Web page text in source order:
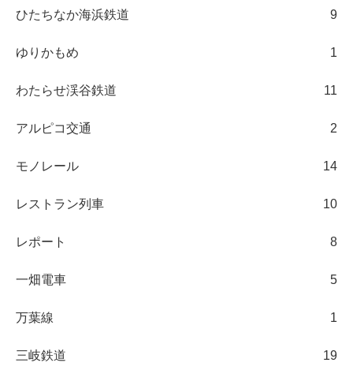
ひたちなか海浜鉄道 9
ゆりかもめ 1
わたらせ渓谷鉄道 11
アルピコ交通 2
モノレール 14
レストラン列車 10
レポート 8
一畑電車 5
万葉線 1
三岐鉄道 19